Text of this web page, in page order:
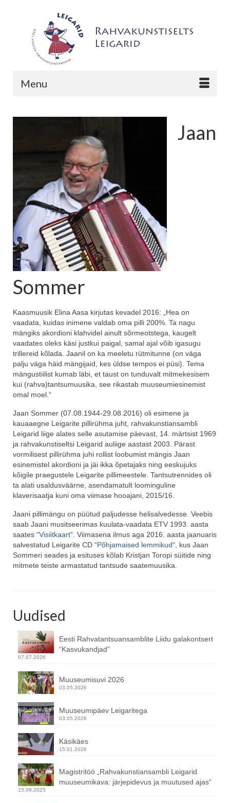
Menu
Jaan
Sommer
Kaasmuusik Elina Aasa kirjutas kevadel 2016: „Hea on
vaadata, kuidas inimene valdab oma pilli 200%. Ta nagu
mängiks akordioni klahvidel ainult sõrmeotstega, kaugelt
vaadates oleks käsi justkui paigal, samal ajal võib igasugu
trillereid kõlada. Jaanil on ka meeletu rütmitunne (on väga
palju väga häid mängijaid, kes üldse tempos ei püsi). Tema
mängustiilist kumab läbi, et taust on tunduvalt mitmekesisem
kui (rahva)tantsumuusika, see rikastab muuseumiesinemist
omal moel.“
Jaan Sommer (07.08.1944-29.08.2016) oli esimene ja
kauaaegne Leigarite pillirühma juht, rahvakunstiansambli
Leigarid liige alates selle asutamise päevast, 14. märtsist 1969
ja rahvakunstiseltsi Leigarid auliige aastast 2003. Pärast
vormilisest pillirühma juhi rollist loobumist mängis Jaan
esinemistel akordioni ja jäi ikka õpetajaks ning eeskujuks
kõigile praegustele Leigarite pillimeestele. Tantsutrennides oli
ta alati usaldusväärne, asendamatult loominguline
klaverisaatja kuni oma viimase hooajani, 2015/16.
Jaani pillimängu on püütud paljudesse helisalvedesse. Veebis
saab Jaani musitseerimas kuulata-vaadata ETV 1993. aasta
saates “Visiitkaart“. Viimasena ilmus aga 2016. aasta jaanuaris
salvestatud Leigarite CD “Põhjamaised lemmikud“, kus Jaan
Sommeri seades ja esituses kõlab Kristjan Toropi süitide ning
mitmete teiste armastatud tantsude saatemuusika.
Uudised
Eesti Rahvatantsuansamblite Liidu galakontsert
“Kasvukandjad”
07.07.2026
Muuseumisuvi 2026
03.05.2026
Muuseumipäev Leigaritega
03.05.2026
Käsikäes
15.01.2026
Magistritöö „Rahvakunstiansambli Leigarid
muuseumikava: järjepidevus ja muutused ajas“
15.09.2025